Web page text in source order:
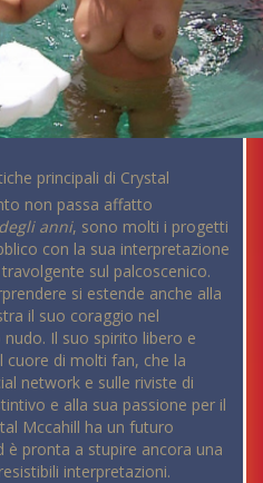
principali di Crystal
non passa affatto
anni, sono molti i progetti
con la sua interpretazione
sul palcoscenico.
si estende anche alla
il suo coraggio nel
Il suo spirito libero e
cuore di molti fan, che la
network e sulle riviste di
e alla sua passione per il
Mccahill ha un futuro
pronta a stupire ancora una
interpretazioni.